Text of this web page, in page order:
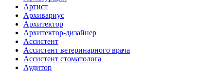
Артист
Архивариус
Архитектор
Архитектор-дизайнер
Ассистент
Ассистент ветеринарного врача
Ассистент стоматолога
Аудитор